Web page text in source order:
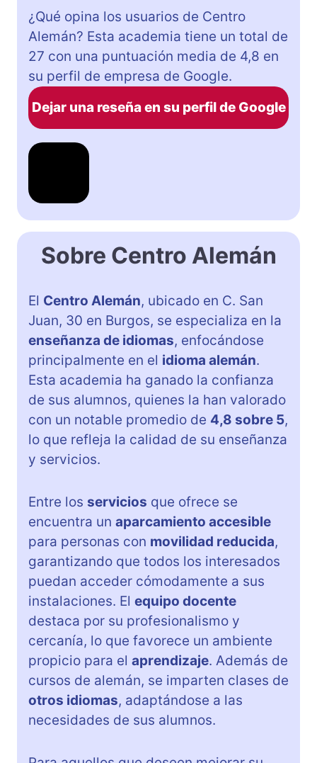
¿Qué opina los usuarios de Centro
Alemán? Esta academia tiene un total de
27 con una puntuación media de 4,8 en
su perfil de empresa de Google.
Dejar una reseña en su perfil de Google
Sobre Centro Alemán
El Centro Alemán, ubicado en C. San
Juan, 30 en Burgos, se especializa en la
enseñanza de idiomas, enfocándose
principalmente en el idioma alemán.
Esta academia ha ganado la confianza
de sus alumnos, quienes la han valorado
con un notable promedio de 4,8 sobre 5,
lo que refleja la calidad de su enseñanza
y servicios.
Entre los servicios que ofrece se
encuentra un aparcamiento accesible
para personas con movilidad reducida,
garantizando que todos los interesados
puedan acceder cómodamente a sus
instalaciones. El equipo docente
destaca por su profesionalismo y
cercanía, lo que favorece un ambiente
propicio para el aprendizaje. Además de
cursos de alemán, se imparten clases de
otros idiomas, adaptándose a las
necesidades de sus alumnos.